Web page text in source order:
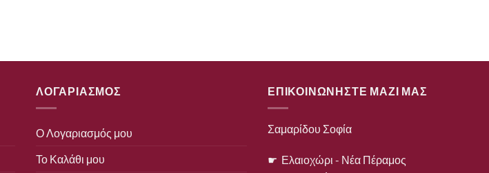
ΛΟΓΑΡΙΑΣΜΟΣ
Ο Λογαριασμός μου
Το Καλάθι μου
ΕΠΙΚΟΙΝΩΝΗΣΤΕ ΜΑΖΙ ΜΑΣ
Σαμαρίδου Σοφία
☛ Ελαιοχώρι - Νέα Πέραμος